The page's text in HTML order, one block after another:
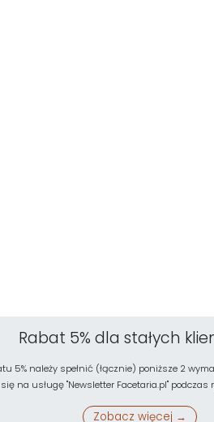
Rabat 5% dla stałych
5% należy spełnić (łącznie) poniższe 2
na usługę "Newsletter Facetaria.pl" podczas
Zobacz więcej →